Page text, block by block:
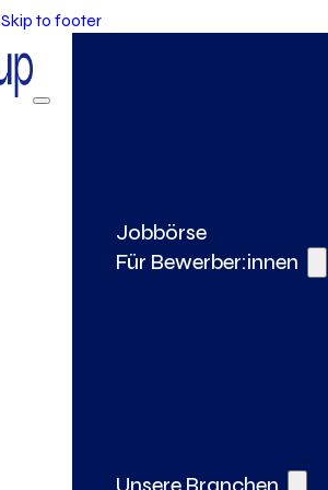
Skip to footer
Jobbörse
Für Bewerber:innen